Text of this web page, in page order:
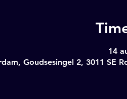
14
Goudsesingel 2, 3011 SE